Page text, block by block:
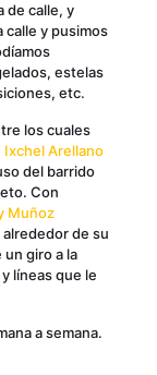
de calle, y
calle y pusimos
estelas
etc.
los cuales
Ixchel Arellano
del barrido
Con
Muñoz
de su
giro a la
líneas que le
a semana.